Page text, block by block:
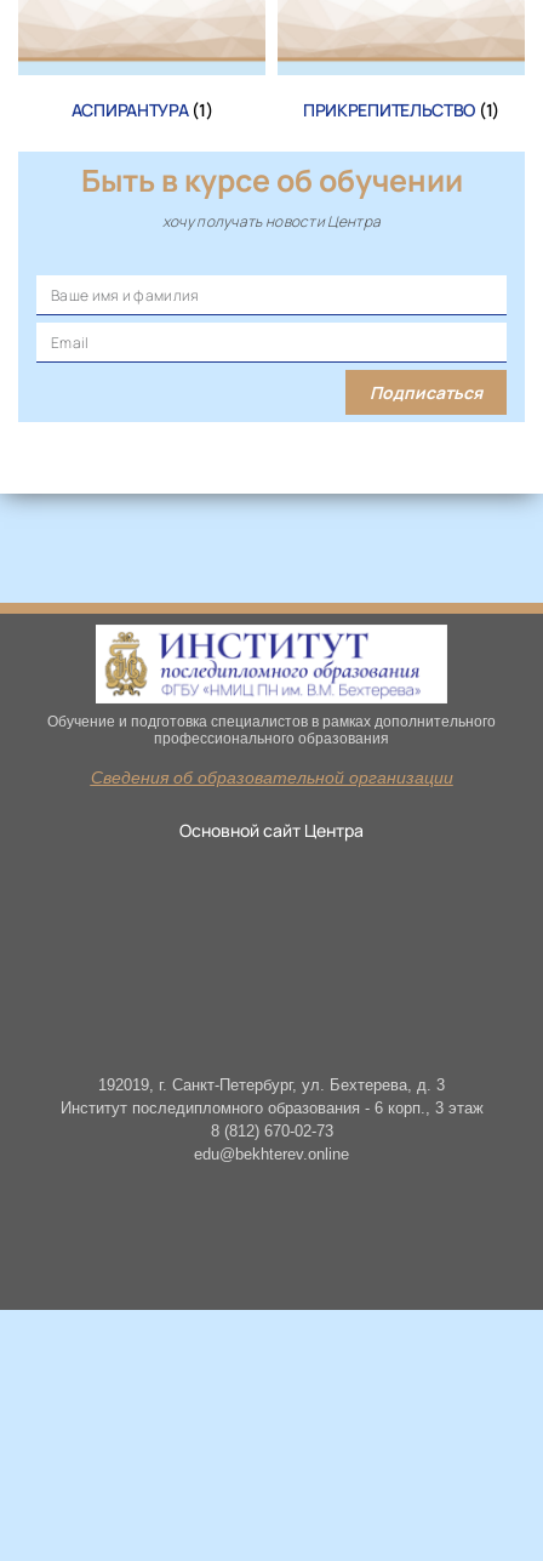
АСПИРАНТУРА (1) ПРИКРЕПИТЕЛЬСТВО (1)
Быть в курсе об обучении
хочу получать новости Центра
Подписаться
Обучение и подготовка специалистов в рамках дополнительного
профессионального образования
Сведения об образовательной организации
Основной сайт Центра
192019, г. Санкт-Петербург, ул. Бехтерева, д. 3
Институт последипломного образования - 6 корп., 3 этаж
8 (812) 670-02-73
edu@bekhterev.online